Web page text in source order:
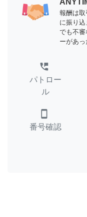
報酬は
に振り
でも不
ーがあっ
perm_phone_msg
パトロー
ル
smartphone
番号確認